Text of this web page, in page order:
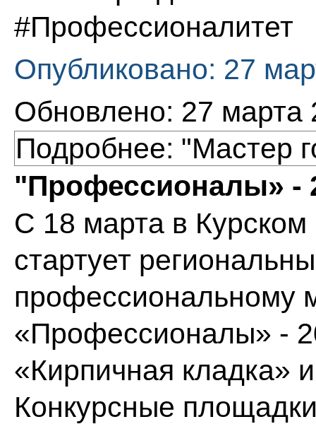
#Профессионалитет
Опубликовано: 27
Обновлено: 27 марта
Подробнее: "Мастер
"Профессионалы» -
С 18 марта в
стартует
профессиональному
«Профессионалы» -
«Кирпичная кладка»
Конкурсные